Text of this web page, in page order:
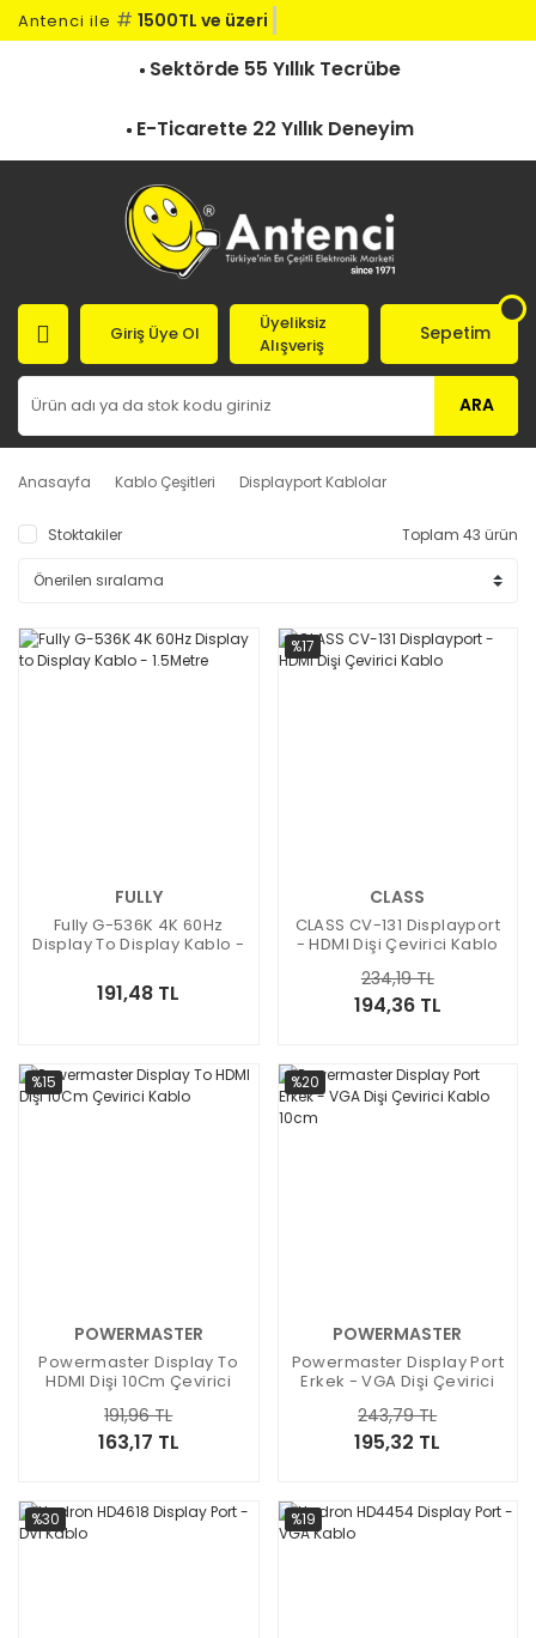
Antenci ile # 1500TL ve üzeri ka
Sektörde 55 Yıllık Tecrübe
E-Ticarette 22 Yıllık Deneyim
ARA
Giriş Üye Ol
Üyeliksiz
Alışveriş
Sepetim
Anasayfa Kablo Çeşitleri Displayport Kablolar
Stoktakiler Toplam 43 ürün
FULLY
Fully G-536K 4K 60Hz
Display To Display Kablo -
191,48 TL
%17
CLASS
CLASS CV-131 Displayport
- HDMI Dişi Çevirici Kablo
194,36 TL
234,19 TL
%15
POWERMASTER
Powermaster Display To
HDMI Dişi 10Cm Çevirici
163,17 TL
191,96 TL
%20
POWERMASTER
Powermaster Display Port
Erkek - VGA Dişi Çevirici
195,32 TL
243,79 TL
%30 %19